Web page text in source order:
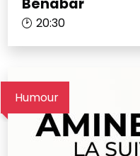
Bénabar
20:30
Humour